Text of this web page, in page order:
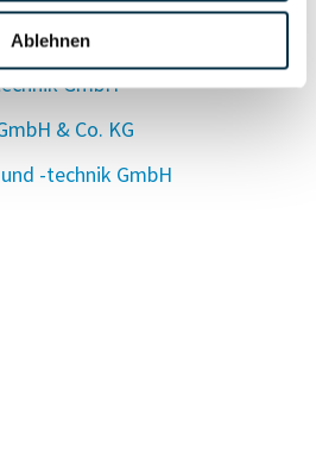
Ablehnen
GmbH
& Co. KG
-technik GmbH